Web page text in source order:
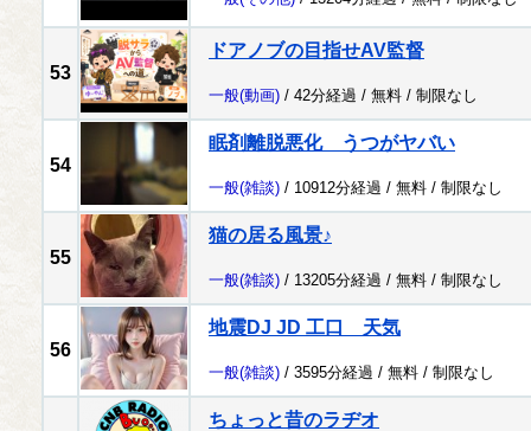
53
ドアノブの目指せAV監督
一般(動画) / 42分経過 / 無料 / 制限なし
54
眠剤離脱悪化 うつがヤバい
一般(雑談) / 10912分経過 / 無料 / 制限なし
55
猫の居る風景♪
一般(雑談) / 13205分経過 / 無料 / 制限なし
56
地震DJ JD 工口 天気
一般(雑談) / 3595分経過 / 無料 / 制限なし
ちょっと昔のラヂオ